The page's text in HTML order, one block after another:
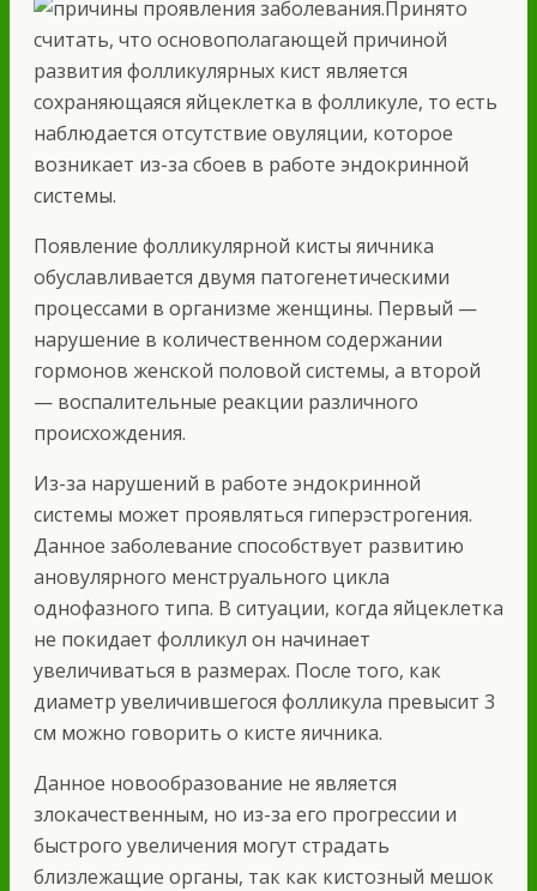
Принято
считать, что основополагающей причиной
развития фолликулярных кист является
сохраняющаяся яйцеклетка в фолликуле, то есть
наблюдается отсутствие овуляции, которое
возникает из-за сбоев в работе эндокринной
системы.
Появление фолликулярной кисты яичника
обуславливается двумя патогенетическими
процессами в организме женщины. Первый —
нарушение в количественном содержании
гормонов женской половой системы, а второй
— воспалительные реакции различного
происхождения.
Из-за нарушений в работе эндокринной
системы может проявляться гиперэстрогения.
Данное заболевание способствует развитию
ановулярного менструального цикла
однофазного типа. В ситуации, когда яйцеклетка
не покидает фолликул он начинает
увеличиваться в размерах. После того, как
диаметр увеличившегося фолликула превысит 3
см можно говорить о кисте яичника.
Данное новообразование не является
злокачественным, но из-за его прогрессии и
быстрого увеличения могут страдать
близлежащие органы, так как кистозный мешок